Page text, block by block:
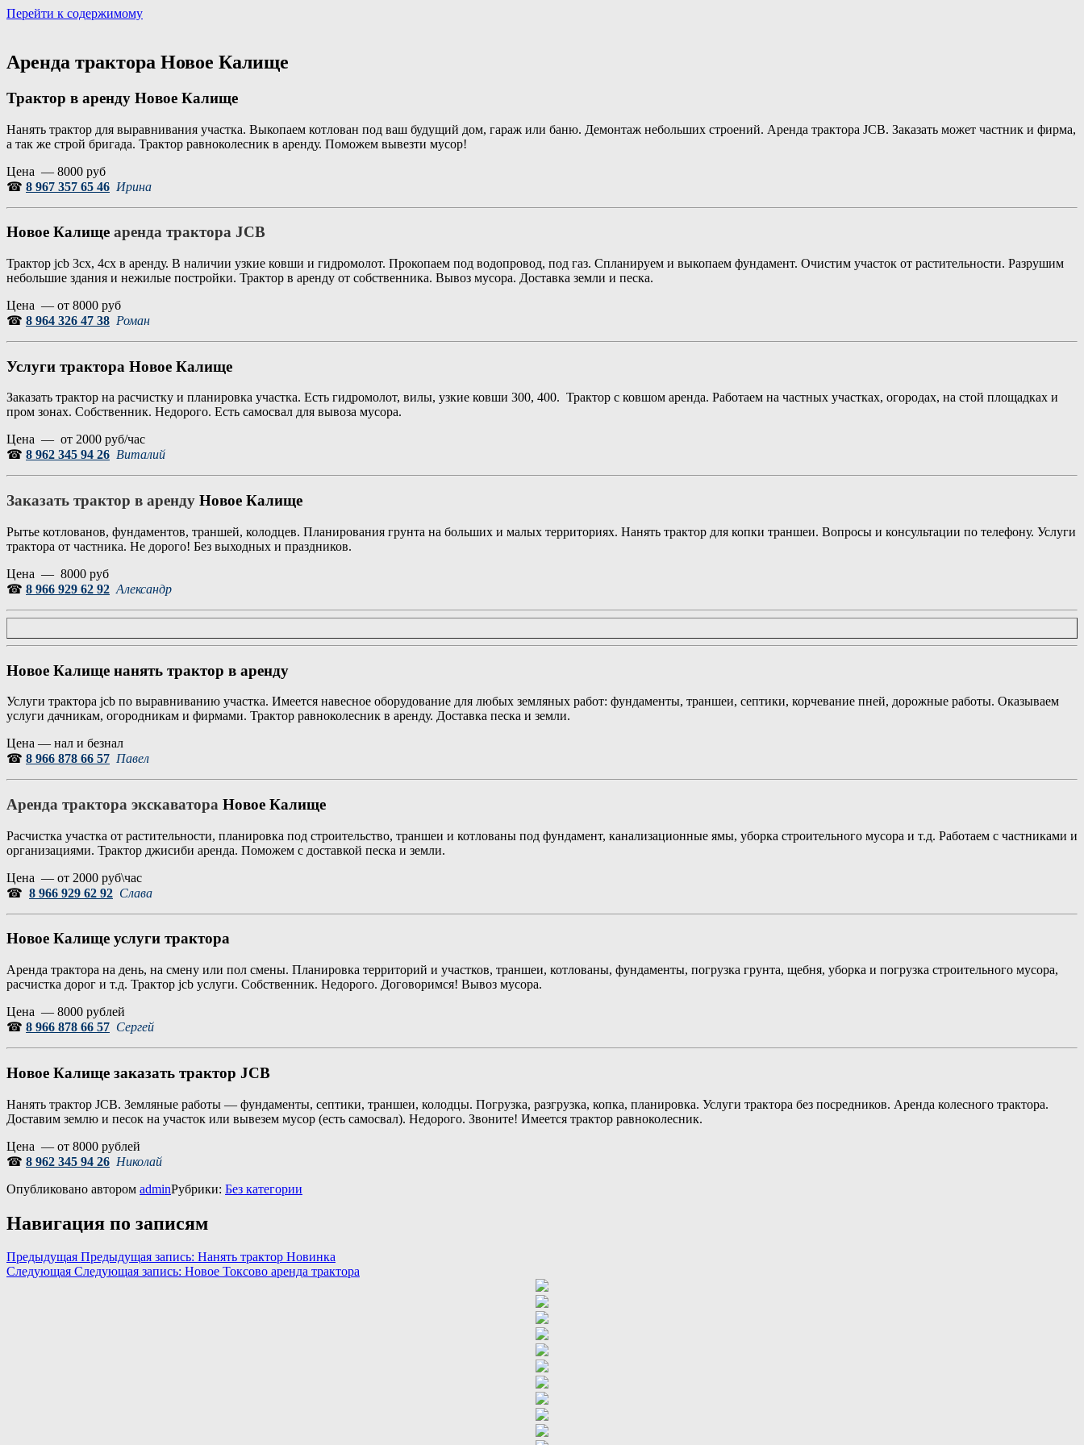
Перейти к содержимому
Аренда трактора Новое Калище
Трактор в аренду Новое Калище
Нанять трактор для выравнивания участка. Выкопаем котлован под ваш будущий дом, гараж или баню. Демонтаж небольших строений. Аренда трактора JCB. Заказать может частник и фирма,
а так же строй бригада. Трактор равноколесник в аренду. Поможем вывезти мусор!
Цена — 8000 руб
☎ 8 967 357 65 46 Ирина
Новое Калище аренда трактора JCB
Трактор jcb 3cx, 4cx в аренду. В наличии узкие ковши и гидромолот. Прокопаем под водопровод, под газ. Спланируем и выкопаем фундамент. Очистим участок от растительности. Разрушим
небольшие здания и нежилые постройки. Трактор в аренду от собственника. Вывоз мусора. Доставка земли и песка.
Цена — от 8000 руб
☎ 8 964 326 47 38 Роман
Услуги трактора Новое Калище
Заказать трактор на расчистку и планировка участка. Есть гидромолот, вилы, узкие ковши 300, 400. Трактор с ковшом аренда. Работаем на частных участках, огородах, на стой площадках и
пром зонах. Собственник. Недорого. Есть самосвал для вывоза мусора.
Цена — от 2000 руб/час
☎ 8 962 345 94 26 Виталий
Заказать трактор в аренду Новое Калище
Рытье котлованов, фундаментов, траншей, колодцев. Планирования грунта на больших и малых территориях. Нанять трактор для копки траншеи. Вопросы и консультации по телефону. Услуги
трактора от частника. Не дорого! Без выходных и праздников.
Цена — 8000 руб
☎ 8 966 929 62 92 Александр
Новое Калище нанять трактор в аренду
Услуги трактора jcb по выравниванию участка. Имеется навесное оборудование для любых земляных работ: фундаменты, траншеи, септики, корчевание пней, дорожные работы. Оказываем
услуги дачникам, огородникам и фирмами. Трактор равноколесник в аренду. Доставка песка и земли.
Цена — нал и безнал
☎ 8 966 878 66 57 Павел
Аренда трактора экскаватора Новое Калище
Расчистка участка от растительности, планировка под строительство, траншеи и котлованы под фундамент, канализационные ямы, уборка строительного мусора и т.д. Работаем с частниками и
организациями. Трактор джисиби аренда. Поможем с доставкой песка и земли.
Цена — от 2000 руб\час
☎ 8 966 929 62 92 Слава
Новое Калище услуги трактора
Аренда трактора на день, на смену или пол смены. Планировка территорий и участков, траншеи, котлованы, фундаменты, погрузка грунта, щебня, уборка и погрузка строительного мусора,
расчистка дорог и т.д. Трактор jcb услуги. Собственник. Недорого. Договоримся! Вывоз мусора.
Цена — 8000 рублей
☎ 8 966 878 66 57 Сергей
Новое Калище заказать трактор JCB
Нанять трактор JCB. Земляные работы — фундаменты, септики, траншеи, колодцы. Погрузка, разгрузка, копка, планировка. Услуги трактора без посредников. Аренда колесного трактора.
Доставим землю и песок на участок или вывезем мусор (есть самосвал). Недорого. Звоните! Имеется трактор равноколесник.
Цена — от 8000 рублей
☎ 8 962 345 94 26 Николай
Опубликовано автором adminРубрики: Без категории
Навигация по записям
Предыдущая Предыдущая запись: Нанять трактор Новинка
Следующая Следующая запись: Новое Токсово аренда трактора